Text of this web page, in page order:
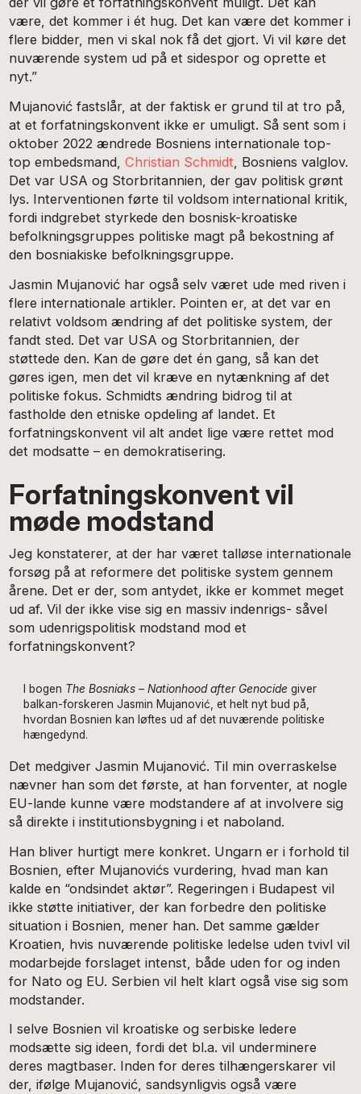
være, det kommer i ét hug. Det kan være det kommer i
flere bidder, men vi skal nok få det gjort. Vi vil køre det
nuværende system ud på et sidespor og oprette et
nyt.”
Mujanović fastslår, at der faktisk er grund til at tro på,
at et forfatningskonvent ikke er umuligt. Så sent som i
oktober 2022 ændrede Bosniens internationale top-
top embedsmand,Christian Schmidt , Bosniens valglov.
Det var USA og Storbritannien, der gav politisk grønt
lys. Interventionen førte til voldsom international kritik,
fordi indgrebet styrkede den bosnisk-kroatiske
befolkningsgruppes politiske magt på bekostning af
den bosniakiske befolkningsgruppe.
Jasmin Mujanović har også selv været ude med riven i
flere internationale artikler. Pointen er, at det var en
relativt voldsom ændring af det politiske system, der
fandt sted. Det var USA og Storbritannien, der
støttede den. Kan de gøre det én gang, så kan det
gøres igen, men det vil kræve en nytænkning af det
politiske fokus. Schmidts ændring bidrog til at
fastholde den etniske opdeling af landet. Et
forfatningskonvent vil alt andet lige være rettet mod
det modsatte – en demokratisering.
Forfatningskonvent vil
møde modstand
Jeg konstaterer, at der har været talløse internationale
forsøg på at reformere det politiske system gennem
årene. Det er der, som antydet, ikke er kommet meget
ud af. Vil der ikke vise sig en massiv indenrigs- såvel
som udenrigspolitisk modstand mod et
forfatningskonvent?
I bogen The Bosniaks – Nationhood after Genocide giver
balkan-forskeren Jasmin Mujanović, et helt nyt bud på,
hvordan Bosnien kan løftes ud af det nuværende politiske
hængedynd.
Det medgiver Jasmin Mujanović. Til min overraskelse
nævner han som det første, at han forventer, at nogle
EU-lande kunne være modstandere af at involvere sig
så direkte i institutionsbygning i et naboland.
Han bliver hurtigt mere konkret. Ungarn er i forhold til
Bosnien, efter Mujanovićs vurdering, hvad man kan
kalde en “ondsindet aktør”. Regeringen i Budapest vil
ikke støtte initiativer, der kan forbedre den politiske
situation i Bosnien, mener han. Det samme gælder
Kroatien, hvis nuværende politiske ledelse uden tvivl vil
modarbejde forslaget intenst, både uden for og inden
for Nato og EU. Serbien vil helt klart også vise sig som
modstander.
I selve Bosnien vil kroatiske og serbiske ledere
modsætte sig ideen, fordi det bl.a. vil underminere
deres magtbaser. Inden for deres tilhængerskarer vil
der, ifølge Mujanović, sandsynligvis også være